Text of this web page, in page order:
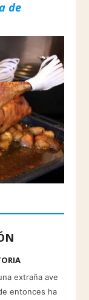
de
extraña ave
entonces ha